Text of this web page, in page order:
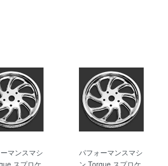
マンスマシ
スプロケ
パフォーマンスマシ
ン Torque スプロケ